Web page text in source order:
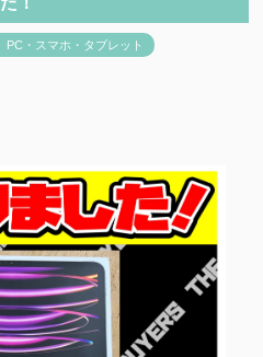
PC・スマホ・タブレット